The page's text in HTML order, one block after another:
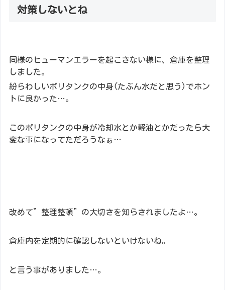
対策しないとね
同様のヒューマンエラーを起こさない様に、倉庫を整理
しました。
紛らわしいポリタンクの中身(たぶん水だと思う)でホン
トに良かった…。
このポリタンクの中身が冷却水とか軽油とかだったら大
変な事になってただろうなぁ…
改めて”整理整頓”の大切さを知らされましたよ…。
倉庫内を定期的に確認しないといけないね。
と言う事がありました…。